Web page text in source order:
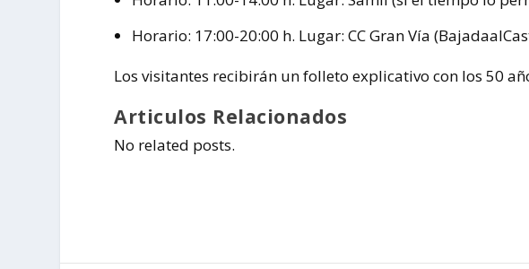
Horario: 17:00-20:00 h. Lugar: CC Gran Vía
Los visitantes recibirán un folleto explicativo con los 50
Articulos Relacionados
No related posts.